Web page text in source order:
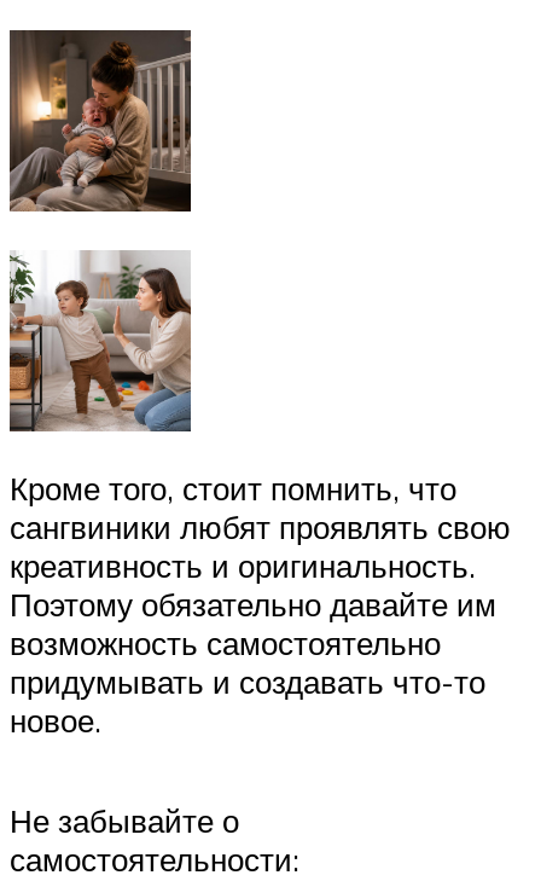
Кроме того, стоит помнить, что
сангвиники любят проявлять свою
креативность и оригинальность.
Поэтому обязательно давайте им
возможность самостоятельно
придумывать и создавать что-то
новое.
Не забывайте о
самостоятельности: